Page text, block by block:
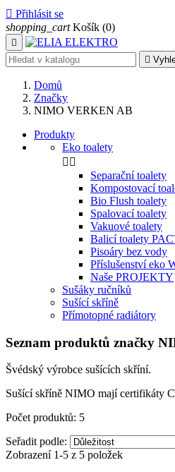
 Přihlásit se
shopping_cart Košík (0)


Domů
Značky
NIMO VERKEN AB
Produkty
Eko toalety
 
Separační toalety
Kompostovací
Bio Flush toalety
Spalovací toalety
Vakuové toalety
Balicí toalety
Pisoáry bez vody
Příslušenství eko
Naše PROJEKTY
Sušáky ručníků
Sušící skříně
Přímotopné radiátory
Seznam produktů značky
Švédský výrobce sušících skříní.
Sušící skříně NIMO mají certifikáty
Počet produktů: 5
Seřadit podle:
Zobrazení 1-5 z 5 položek